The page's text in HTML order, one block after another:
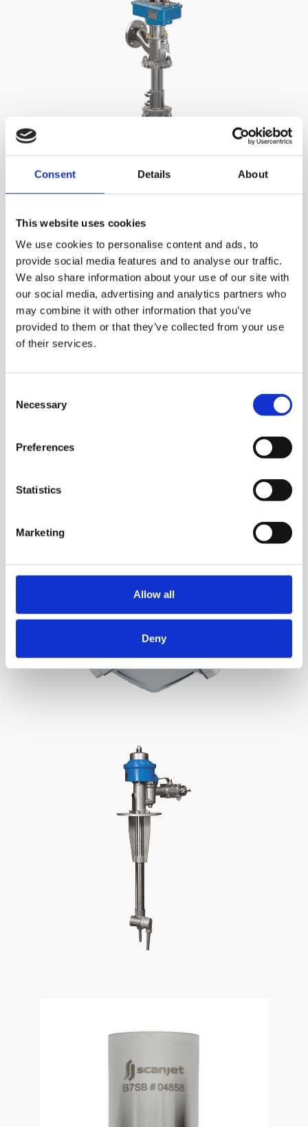
Consent Details About
This website uses cookies
We use cookies to personalise content and ads, to
provide social media features and to analyse our traffic.
We also share information about your use of our site with
our social media, advertising and analytics partners who
may combine it with other information that you’ve
provided to them or that they’ve collected from your use
of their services.
Selection
Necessary
Preferences
Statistics
Marketing
Allow all
Deny